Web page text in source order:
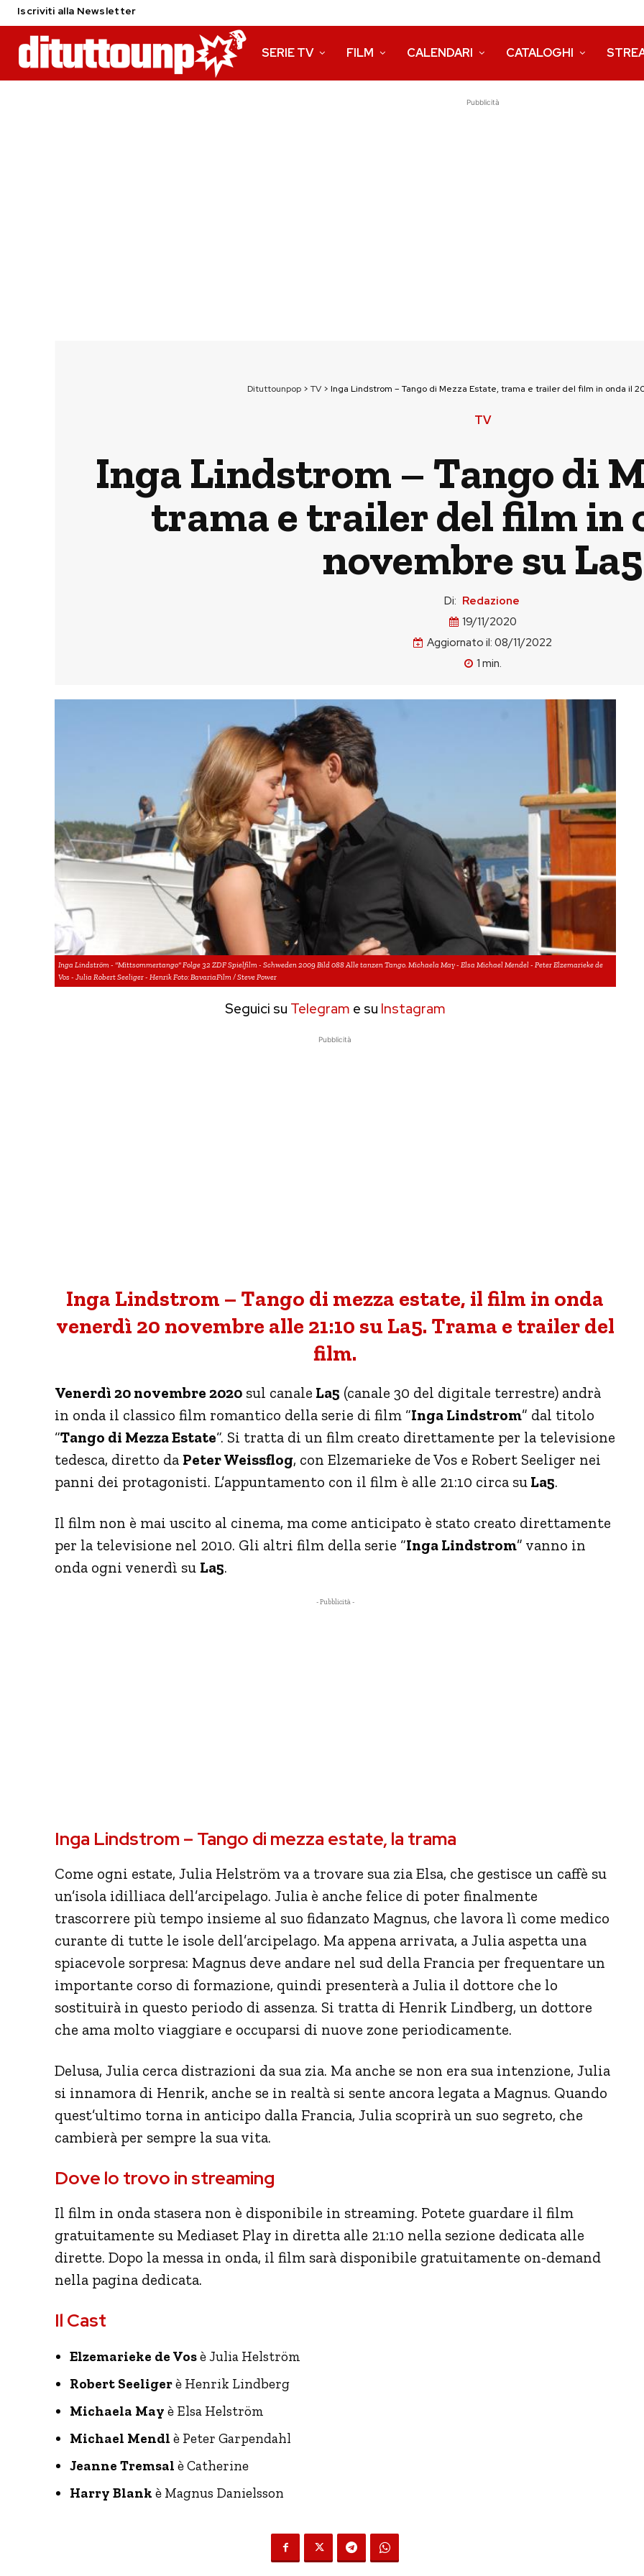
Iscriviti alla Newsletter
SERIE TV FILM CALENDARI CATALOGHI
Pubblicità
Dituttounpop > TV > Inga Lindstrom – Tango di Mezza Estate, trama e trailer del film in onda il
TV
Inga Lindstrom – Tango di
trama e trailer del film in
novembre su La5
Di: Redazione
19/11/2020
Aggiornato il: 08/11/2022
1 min.
Inga Lindström - "Mittsommertango" Folge 32 ZDF Spielfilm - Schweden 2009 Bild 088 Alle tanzen Tango. Michaela May - Elsa Michael Mendel - Peter Elzemarieke de
Vos - Julia Robert Seeliger - Henrik Foto: BavariaFilm / Steve Power
Seguici su Telegram e su Instagram
Pubblicità
Inga Lindstrom – Tango di mezza estate, il film in onda
venerdì 20 novembre alle 21:10 su La5. Trama e trailer del
film.
Venerdì 20 novembre 2020 sul canale La5 (canale 30 del digitale terrestre) andrà
in onda il classico film romantico della serie di film “Inga Lindstrom” dal titolo
“Tango di Mezza Estate“. Si tratta di un film creato direttamente per la televisione
tedesca, diretto da Peter Weissflog, con Elzemarieke de Vos e Robert Seeliger nei
panni dei protagonisti. L’appuntamento con il film è alle 21:10 circa su La5.
Il film non è mai uscito al cinema, ma come anticipato è stato creato direttamente
per la televisione nel 2010. Gli altri film della serie “Inga Lindstrom” vanno in
onda ogni venerdì su La5.
- Pubblicità -
Inga Lindstrom – Tango di mezza estate, la trama
Come ogni estate, Julia Helström va a trovare sua zia Elsa, che gestisce un caffè su
un’isola idilliaca dell’arcipelago. Julia è anche felice di poter finalmente
trascorrere più tempo insieme al suo fidanzato Magnus, che lavora lì come medico
curante di tutte le isole dell’arcipelago. Ma appena arrivata, a Julia aspetta una
spiacevole sorpresa: Magnus deve andare nel sud della Francia per frequentare un
importante corso di formazione, quindi presenterà a Julia il dottore che lo
sostituirà in questo periodo di assenza. Si tratta di Henrik Lindberg, un dottore
che ama molto viaggiare e occuparsi di nuove zone periodicamente.
Delusa, Julia cerca distrazioni da sua zia. Ma anche se non era sua intenzione, Julia
si innamora di Henrik, anche se in realtà si sente ancora legata a Magnus. Quando
quest’ultimo torna in anticipo dalla Francia, Julia scoprirà un suo segreto, che
cambierà per sempre la sua vita.
Dove lo trovo in streaming
Il film in onda stasera non è disponibile in streaming. Potete guardare il film
gratuitamente su Mediaset Play in diretta alle 21:10 nella sezione dedicata alle
dirette. Dopo la messa in onda, il film sarà disponibile gratuitamente on-demand
nella pagina dedicata.
Il Cast
Elzemarieke de Vosè Julia Helström
Robert Seeligerè Henrik Lindberg
Michaela May è Elsa Helström
Michael Mendl è Peter Garpendahl
Jeanne Tremsal è Catherine
Harry Blank è Magnus Danielsson